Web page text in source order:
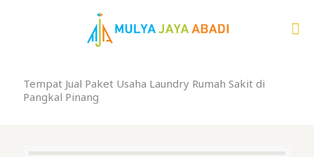
Tempat Jual Paket Usaha Laundry Rumah Sakit di
Pangkal Pinang